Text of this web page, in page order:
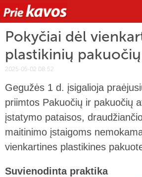
Pokyčiai dėl
plastikinių pakuočių
2025-05-02 08:52
Gegužės 1 d. įsigalioja
priimtos Pakuočių ir pakuočių
įstatymo pataisos,
maitinimo įstaigoms
vienkartines plastikines
Suvienodinta praktika